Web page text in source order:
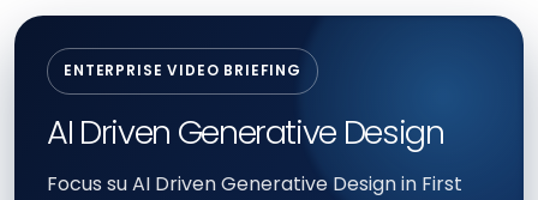
ENTERPRISE VIDEO BRIEFING
AI Driven Generative Design
Focus su AI Driven Generative Design in First